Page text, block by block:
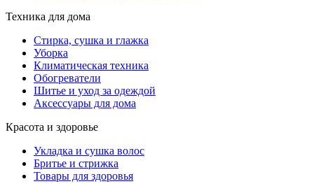
Техника для дома
Стирка, сушка и глажка
Уборка
Климатическая техника
Обогреватели
Шитье и уход за одеждой
Аксессуары для дома
Красота и здоровье
Укладка и сушка волос
Бритье и стрижка
Товары для здоровья